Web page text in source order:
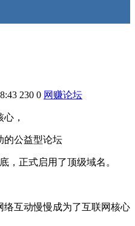
230 0 网赚论坛
，
的公益型论坛
，正式启用了顶级域名。
互动慢慢成为了互联网核心